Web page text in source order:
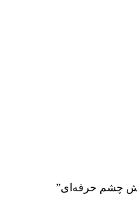
چشم حرفه‌ای”